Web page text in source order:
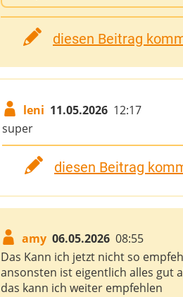
diesen Beitrag
leni 11.05.2026 12:17
super
diesen Beitrag
amy 06.05.2026 08:55
Das Kann ich jetzt nicht so
ansonsten ist eigentlich alles gut
das kann ich weiter empfehlen